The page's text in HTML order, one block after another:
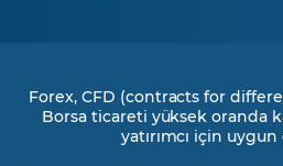
Forex, CFD (contracts for
Borsa ticareti yüksek oranda
yatırımcı için